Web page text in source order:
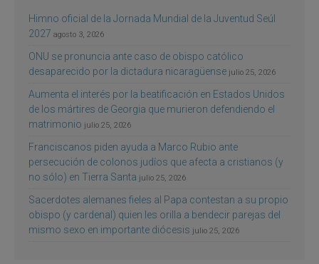
Himno oficial de la Jornada Mundial de la Juventud Seúl
2027 agosto 3, 2026
ONU se pronuncia ante caso de obispo católico
desaparecido por la dictadura nicaragüense julio 25, 2026
Aumenta el interés por la beatificación en Estados Unidos
de los mártires de Georgia que murieron defendiendo el
matrimonio julio 25, 2026
Franciscanos piden ayuda a Marco Rubio ante
persecución de colonos judíos que afecta a cristianos (y
no sólo) en Tierra Santa julio 25, 2026
Sacerdotes alemanes fieles al Papa contestan a su propio
obispo (y cardenal) quien les orilla a bendecir parejas del
mismo sexo en importante diócesis julio 25, 2026